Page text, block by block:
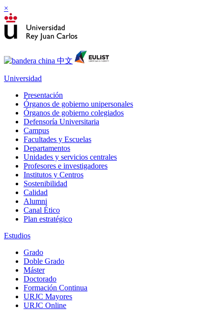
×
Universidad
Presentación
Órganos de gobierno unipersonales
Órganos de gobierno colegiados
Defensoría Universitaria
Campus
Facultades y Escuelas
Departamentos
Unidades y servicios centrales
Profesores e investigadores
Institutos y Centros
Sostenibilidad
Calidad
Alumni
Canal Ético
Plan estratégico
Estudios
Grado
Doble Grado
Máster
Doctorado
Formación Continua
URJC Mayores
URJC Online